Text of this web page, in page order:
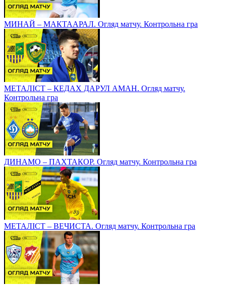
МИНАЙ – МАКТААРАЛ. Огляд матчу. Контрольна гра
МЕТАЛІСТ – КЕДАХ ДАРУЛ АМАН. Огляд матчу.
Контрольна гра
ДИНАМО – ПАХТАКОР. Огляд матчу. Контрольна гра
МЕТАЛІСТ – ВЕЧИСТА. Огляд матчу. Контрольна гра